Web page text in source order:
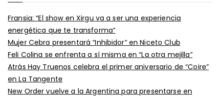
Fransia: “El show en Xirgu va a ser una experiencia
energética que te transforma”
Mujer Cebra presentará “Inhibidor” en Niceto Club
Feli Colina se enfrenta a sí misma en “La otra mejilla”
Atrás Hay Truenos celebra el primer aniversario de “Coire”
en La Tangente
New Order vuelve a la Argentina para presentarse en